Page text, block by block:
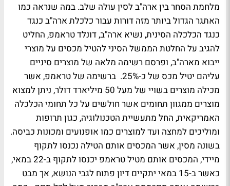
מלחמת הסחר בין ארה"ב לסין עולה שלב. במה שנראה כמו
האתגר הגדול ביותר מזה דורות עבור כלכלת ארה"ב כנגד
כנגד הכלכלה הסינית, נשיא ארה"ב, דונלד טראמפ, החליט
להגיב על החלטת הממשל הסיני להטיל מכסים על מוצרי
ייבוא מארה"ב, ופרסם רשימה מלאה של מוצרים סיניים
עליהם יטיל מכס של כ-25%. ברשימה של טראמפ, אשר
מכילה מוצרים בשויי של מעל 50 מיליארד דולר, ניתן למצוא
מוצרים ממגוון תחומים אשר חולשים על כל תחומי הכלכלה
האמריקאית, החל מתעשיית הטכנולוגיה, כגון תרופות
ומוליכים למחצה ועד למוצרים כמו אופנועים ומכונות כביסה.
בשונה מסין, אשר המכסים אותם הטילה נכנסו לתקוף
מיידי, המכסים אותם מטיל טראמפ יכנסו לתקוף ב-22 במאי,
כאשר ב-15 במאי יתקיים דיון פתוח לגבי הנושא, אך מבט